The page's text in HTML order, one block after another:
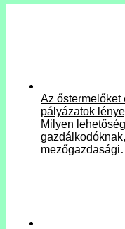
Az őstermelőket
pályázatok
Milyen